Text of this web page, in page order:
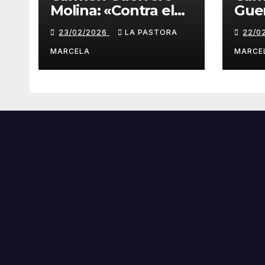
Molina: «Contra el
olvido»
23/02/2026 LA PASTORA
MARCELA
22/